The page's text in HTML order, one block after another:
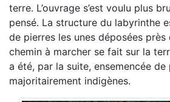
terre. L’ouvrage s’est voulu plus
pensé. La structure du labyrinthe
de pierres les unes déposées
chemin à marcher se fait sur la
a été, par la suite, ensemencée de
majoritairement indigènes.